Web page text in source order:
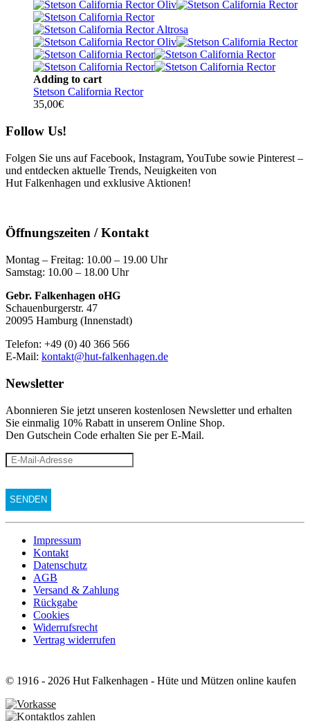
Adding to cart
Stetson California Rector
35,00€
Follow Us!
Folgen Sie uns auf Facebook, Instagram, YouTube sowie Pinterest –
und entdecken aktuelle Trends, Neuigkeiten von
Hut Falkenhagen und exklusive Aktionen!
Öffnungszeiten / Kontakt
Montag – Freitag: 10.00 – 19.00 Uhr
Samstag: 10.00 – 18.00 Uhr
Gebr. Falkenhagen oHG
Schauenburgerstr. 47
20095 Hamburg (Innenstadt)
Telefon: +49 (0) 40 366 566
E-Mail: kontakt@hut-falkenhagen.de
Newsletter
Abonnieren Sie jetzt unseren kostenlosen Newsletter und erhalten
Sie einmalig 10% Rabatt in unserem Online Shop.
Den Gutschein Code erhalten Sie per E-Mail.
Impressum
Kontakt
Datenschutz
AGB
Versand & Zahlung
Rückgabe
Cookies
Widerrufsrecht
Vertrag widerrufen
© 1916 - 2026 Hut Falkenhagen - Hüte und Mützen online kaufen